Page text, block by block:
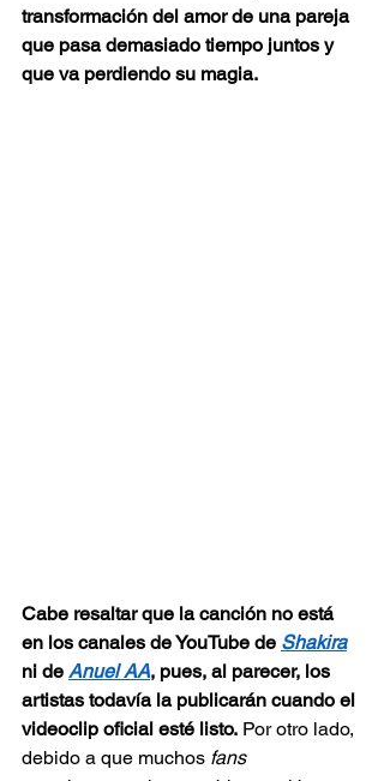
transformación del amor de una pareja
que pasa demasiado tiempo juntos y
que va perdiendo su magia.
Cabe resaltar que la canción no está
en los canales de YouTube de Shakira
ni de Anuel AA, pues, al parecer, los
artistas todavía la publicarán cuando el
videoclip oficial esté listo. Por otro lado,
debido a que muchos fans